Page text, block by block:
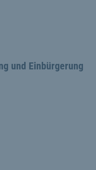
und Einbürgerung